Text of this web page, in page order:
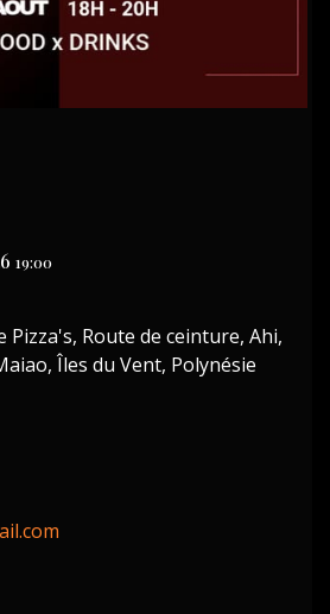
19:00
Pizza's, Route de ceinture, Ahi,
Îles du Vent, Polynésie